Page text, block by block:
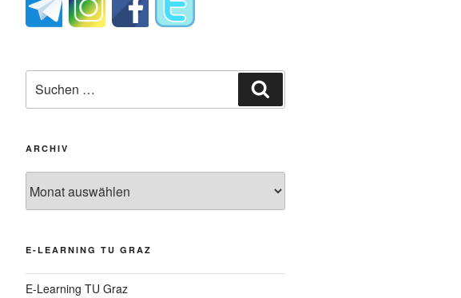
nach:
ARCHIV
E-LEARNING TU GRAZ
E-Learning TU Graz